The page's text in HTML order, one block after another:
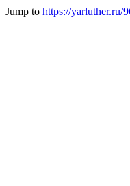
Jump to https://